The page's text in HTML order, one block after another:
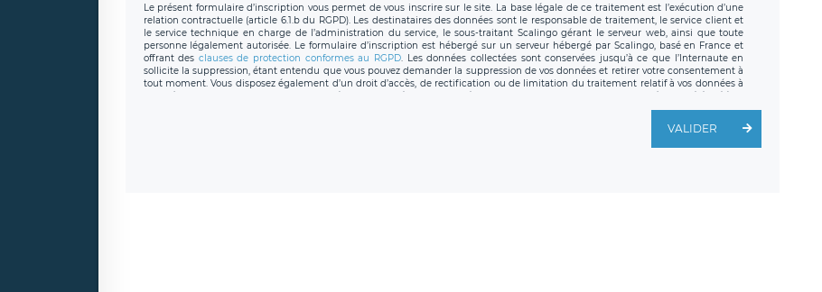
Le présent formulaire d’inscription vous permet de vous inscrire sur le site. La base légale de ce traitement est l’exécution d’une
relation contractuelle (article 6.1.b du RGPD). Les destinataires des données sont le responsable de traitement, le service client et
le service technique en charge de l’administration du service, le sous-traitant Scalingo gérant le serveur web, ainsi que toute
personne légalement autorisée. Le formulaire d’inscription est hébergé sur un serveur hébergé par Scalingo, basé en France et
offrant des clauses de protection conformes au RGPD. Les données collectées sont conservées jusqu’à ce que l’Internaute en
sollicite la suppression, étant entendu que vous pouvez demander la suppression de vos données et retirer votre consentement à
tout moment. Vous disposez également d’un droit d’accès, de rectification ou de limitation du traitement relatif à vos données à
caractère personnel, ainsi que d’un droit à la portabilité de vos données. Vous pouvez exercer ces droits auprès du délégué à la
protection des données de LÉGAVOX qui exerce au siège social de LÉGAVOX et est joignable à l’adresse mail suivante :
joignable à l’adresse mail : responsabledetraitement@legavox.fr. Vous avez également le droit d’introduire une réclamation
VALIDER